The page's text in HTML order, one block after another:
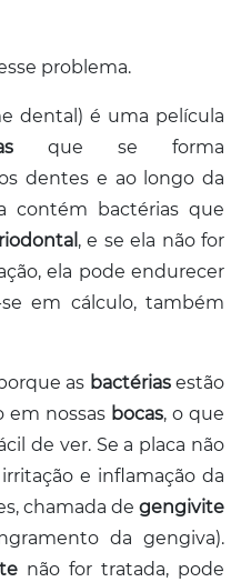
problema.
dental) é uma película
que se forma
dentes e ao longo da
contém bactérias que
, e se ela não for
ela pode endurecer
se em cálculo, também
as bactériasestão
em nossas bocas, o que
de ver. Se a placa não
e inflamação da
chamada de gengivite
da gengiva).
não for tratada, pode